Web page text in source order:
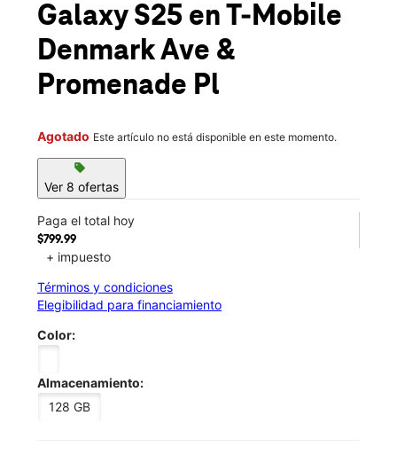
Galaxy S25 en T-Mobile
Denmark Ave &
Promenade Pl
Agotado Este artículo no está disponible en este momento.
sell
Ver 8 ofertas
Paga el total hoy
$799.99
+ impuesto
Términos y condiciones
Elegibilidad para financiamiento
Color:
Almacenamiento:
128 GB